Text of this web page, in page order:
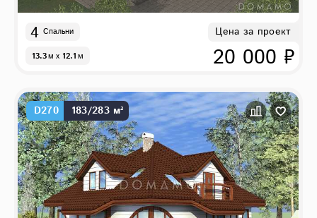
4 Спальни
13.3м x 12.1м
Цена за проект
20 000 ₽
D270 183/283 м²